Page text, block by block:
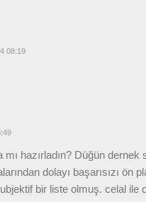
08:19
hazırladın? Düğün dernek
dolayı başarısızı ön
bir liste olmuş. celal ile